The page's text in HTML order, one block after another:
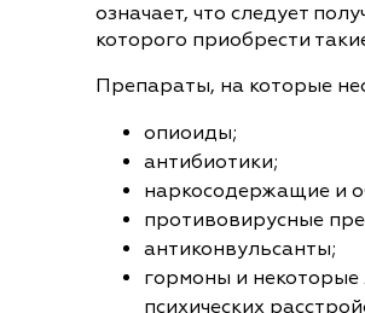
означает, что следует
которого приобрести
Препараты, на которые
опиоиды;
антибиотики;
наркосодержащие и
противовирусные
антиконвульсанты;
гормоны и некоторые
психических